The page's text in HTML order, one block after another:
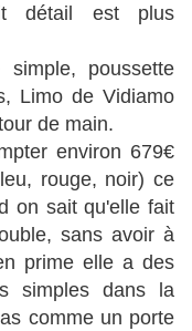
détail est plus
poussette
Limo de Vidiamo
de main.
environ 679€
rouge, noir) ce
on sait qu'elle fait
sans avoir à
prime elle a des
simples dans la
comme un porte